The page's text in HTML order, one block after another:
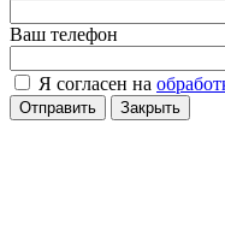
Ваш телефон
Я согласен на
Отправить Закрыть